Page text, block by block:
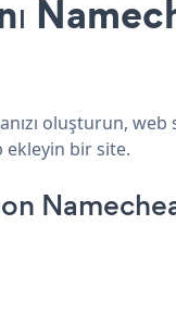
oluşturun,
ekleyin bir site.